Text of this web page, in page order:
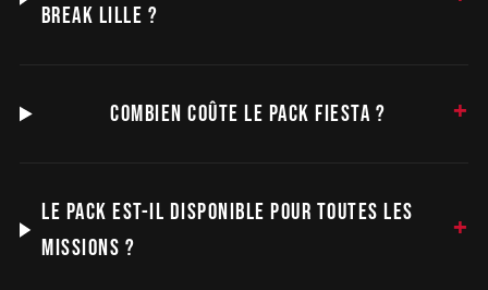
BREAK LILLE ?
COMBIEN COÛTE LE PACK FIESTA ?
LE PACK EST-IL DISPONIBLE POUR TOUTES LES
MISSIONS ?